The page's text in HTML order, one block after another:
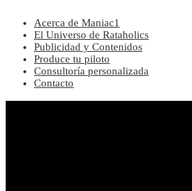
Acerca de Maniac1
El Universo de Rataholics
Publicidad y Contenidos
Produce tu piloto
Consultoría personalizada
Contacto